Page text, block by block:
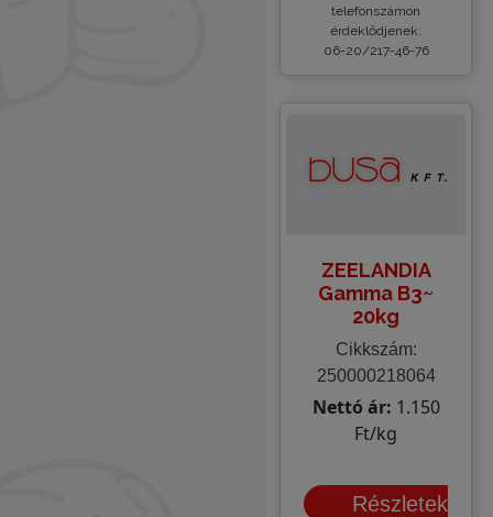
telefonszámon
érdeklődjenek:
06-20/217-46-76
ZEELANDIA
Gamma B3~
20kg
Cikkszám:
250000218064
Nettó ár: 1.150
Ft/kg
Részletek